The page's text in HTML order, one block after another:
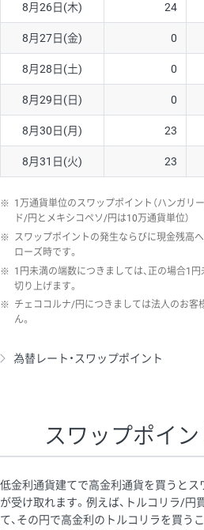
8月26日(木) 24
8月27日(金) 0
8月28日(土) 0
8月29日(日) 0
8月30日(月) 23
8月31日(火) 23
※ 1万通貨単位のスワップポイント（ハンガリ
ド/円とメキシコペソ/円は10万通貨単位）
※ スワップポイントの発生ならびに現金残高
ローズ時です。
※ 1円未満の端数につきましては、正の場合1
切り上げます。
※ チェココルナ/円につきましては法人のお客
ん。
為替レート・スワップポイント
スワップポイ
低金利通貨建てで高金利通貨を買うとス
が受け取れます。例えば、トルコリラ/円
て、その円で高金利のトルコリラを買う